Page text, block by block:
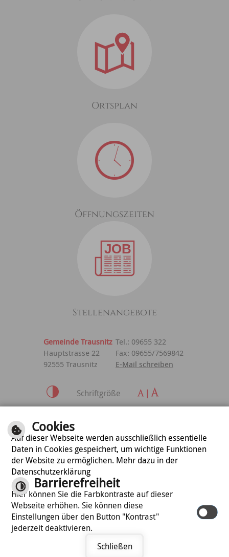
Ortsplan
Öffnungszeiten
Stellenangebote
Gemeinde Trausnitz Tel.: 09655 322
Hauptstrasse 22
Fax: 09655/7569842
92555 Trausnitz
E-Mail schreiben
Schriftgröße
Datenschutzerklärung
optimiert für
mobile Endgeräte
©cm city media GmbH
Termin vereinbaren
Cookies
Auf dieser Webseite werden ausschließlich essentielle
Daten in Cookies gespeichert, um wichtige Funktionen
der Website zu ermöglichen. Mehr dazu in der
Datenschutzerklärung
Barrierefreiheit
Hier können Sie die Farbkontraste auf dieser
Webseite erhöhen. Sie können diese
Einstellungen über den Button "Kontrast"
jederzeit deaktivieren.
Schließen